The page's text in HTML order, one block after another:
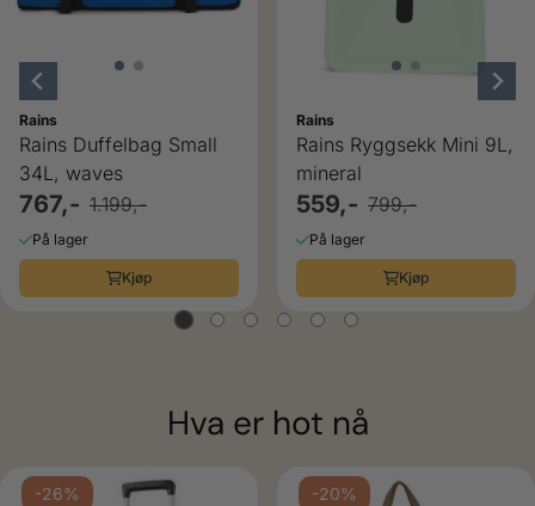
Rains
Rains Duffelbag Small
34L, waves
767,- 1.199,-
På lager
Kjøp
Rains
Rains Ryggsekk Mini 9L,
mineral
559,- 799,-
På lager
Kjøp
Hva er hot nå
-26% -20%